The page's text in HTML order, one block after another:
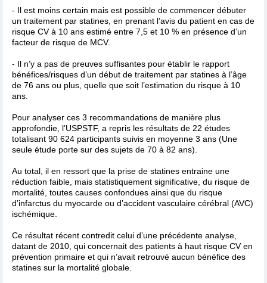
- Il est moins certain mais est possible de commencer débuter
un traitement par statines, en prenant l’avis du patient en cas de
risque CV à 10 ans estimé entre 7,5 et 10 % en présence d’un
facteur de risque de MCV.
- Il n’y a pas de preuves suffisantes pour établir le rapport
bénéfices/risques d’un début de traitement par statines à l’âge
de 76 ans ou plus, quelle que soit l’estimation du risque à 10
ans.
Pour analyser ces 3 recommandations de manière plus
approfondie, l’USPSTF, a repris les résultats de 22 études
totalisant 90 624 participants suivis en moyenne 3 ans (Une
seule étude porte sur des sujets de 70 à 82 ans).
Au total, il en ressort que la prise de statines entraine une
réduction faible, mais statistiquement significative, du risque de
mortalité, toutes causes confondues ainsi que du risque
d’infarctus du myocarde ou d’accident vasculaire cérébral (AVC)
ischémique.
Ce résultat récent contredit celui d’une précédente analyse,
datant de 2010, qui concernait des patients à haut risque CV en
prévention primaire et qui n’avait retrouvé aucun bénéfice des
statines sur la mortalité globale.